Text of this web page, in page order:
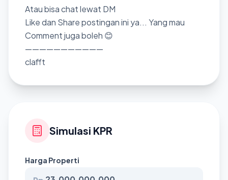
Atau bisa chat lewat DM
Like dan Share postingan ini ya... Yang mau
Comment juga boleh 😊
———————————
clafft
Simulasi KPR
Harga Properti